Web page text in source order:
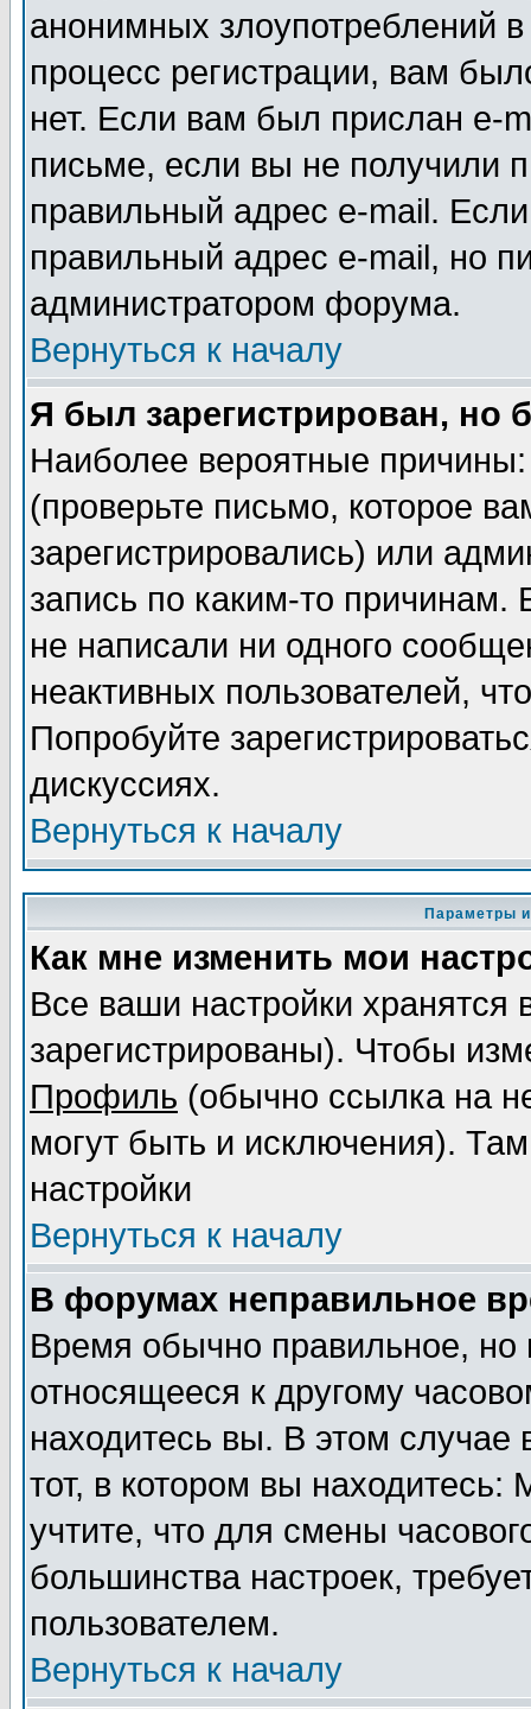
анонимных злоупотреблений
процесс регистрации, вам
нет. Если вам был прислан e-
письме, если вы не получили
правильный адрес e-mail.
правильный адрес e-mail, но
администратором форума.
Вернуться к началу
Я был зарегистрирован, но
Наиболее вероятные
(проверьте письмо, которое
зарегистрировались) или
запись по каким-то
не написали ни одного
неактивных пользователей,
Попробуйте
дискуссиях.
Вернуться к началу
Параметры
Как мне изменить мои
Все ваши настройки
зарегистрированы). Чтобы
Профиль (обычно ссылка на
могут быть и исключения).
настройки
Вернуться к началу
В форумах неправильное
Время обычно правильное,
относящееся к другому
находитесь вы. В этом
тот, в котором вы
учтите, что для смены
большинства настроек,
пользователем.
Вернуться к началу